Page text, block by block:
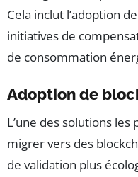
Cela inclut l’adoption
initiatives de
de consommation
Adoption de
L’une des solutions
migrer vers des
de validation plus